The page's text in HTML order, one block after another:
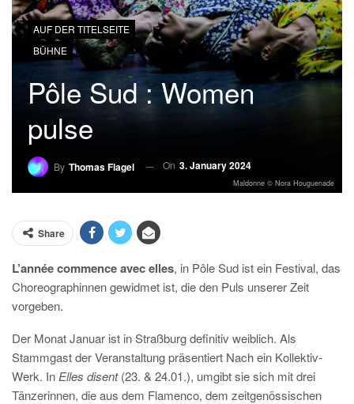
AUF DER TITELSEITE
BÜHNE
Pôle Sud : Women
pulse
By Thomas Flagel On 3. January 2024
Maldonne © Nora Houguenade
Share
L’année commence avec elles, in Pôle Sud ist ein Festival, das
Choreographinnen gewidmet ist, die den Puls unserer Zeit
vorgeben.
Der Monat Januar ist in Straßburg definitiv weiblich. Als
Stammgast der Veranstaltung präsentiert Nach ein Kollektiv-
Werk. In Elles disent(23. & 24.01.), umgibt sie sich mit drei
Tänzerinnen, die aus dem Flamenco, dem zeitgenössischen